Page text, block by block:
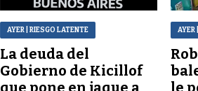
AYER | RIESGO LATENTE
La deuda del
Gobierno de Kicillof
AYER